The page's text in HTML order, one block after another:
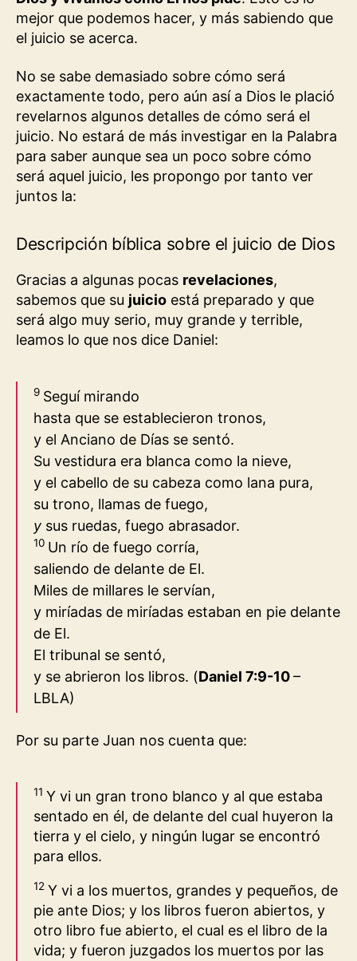
mejor que podemos hacer, y más sabiendo que
el juicio se acerca.
No se sabe demasiado sobre cómo será
exactamente todo, pero aún así a Dios le plació
revelarnos algunos detalles de cómo será el
juicio. No estará de más investigar en la Palabra
para saber aunque sea un poco sobre cómo
será aquel juicio, les propongo por tanto ver
juntos la:
Descripción bíblica sobre el juicio de Dios
Gracias a algunas pocas revelaciones,
sabemos que su juicio está preparado y que
será algo muy serio, muy grande y terrible,
leamos lo que nos dice Daniel:
9 Seguí mirando
hasta que se establecieron tronos,
y el Anciano de Días se sentó.
Su vestidura era blanca como la nieve,
y el cabello de su cabeza como lana pura,
su trono, llamas de fuego,
y sus ruedas, fuego abrasador.
10 Un río de fuego corría,
saliendo de delante de El.
Miles de millares le servían,
y miríadas de miríadas estaban en pie delante
de El.
El tribunal se sentó,
y se abrieron los libros. (Daniel 7:9-10–
LBLA)
Por su parte Juan nos cuenta que:
11 Y vi un gran trono blanco y al que estaba
sentado en él, de delante del cual huyeron la
tierra y el cielo, y ningún lugar se encontró
para ellos.
12 Y vi a los muertos, grandes y pequeños, de
pie ante Dios; y los libros fueron abiertos, y
otro libro fue abierto, el cual es el libro de la
vida; y fueron juzgados los muertos por las